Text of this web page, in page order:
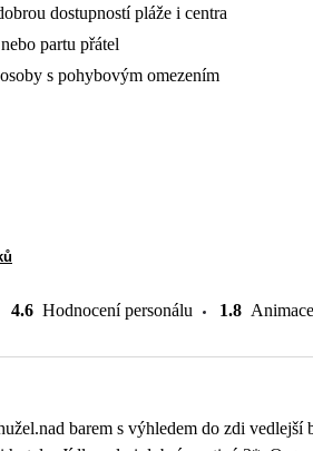
dostupností pláže i centra
partu přátel
s pohybovým omezením
4.6 Hodnocení personálu 1.8 Animace
barem s výhledem do zdi